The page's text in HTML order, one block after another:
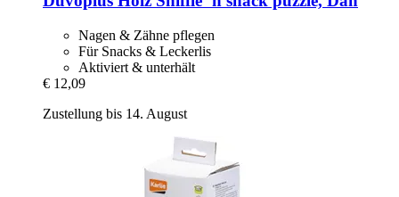
Nagen & Zähne pflegen
Für Snacks & Leckerlis
Aktiviert & unterhält
€ 12,09
Zustellung bis 14. August